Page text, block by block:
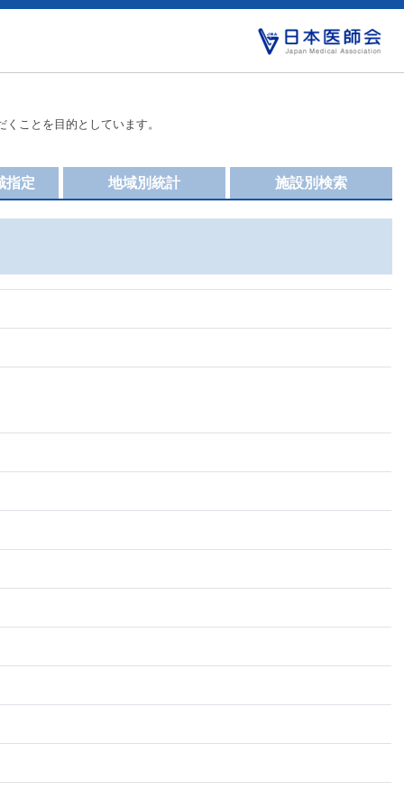
ことを目的としています。
施設別検索
地域別統計
指定